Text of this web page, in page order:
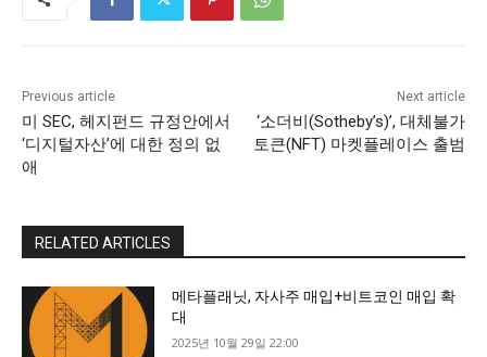
Previous article
미 SEC, 헤지펀드 규정안에서
‘디지털자산’에 대한 정의 없
애
Next article
‘소더비(Sotheby’s)’, 대체불가
토큰(NFT) 마켓플레이스 출범
RELATED ARTICLES
메타플래닛, 자사주 매입+비트코인 매입 확
대
2025년 10월 29일 22:00